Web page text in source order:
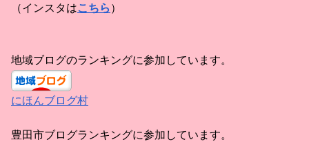
（インスタはこちら ）
地域ブログのランキングに参加しています。
にほんブログ村
豊田市ブログランキングに参加しています。